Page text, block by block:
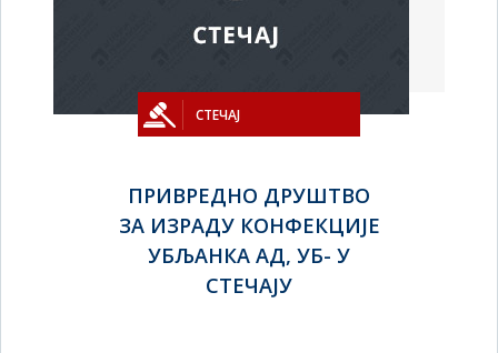
СТЕЧАЈ
ПРИВРЕДНО ДРУШТВО
ЗА ИЗРАДУ КОНФЕКЦИЈЕ
УБЉАНКА АД, УБ- У
СТЕЧАЈУ